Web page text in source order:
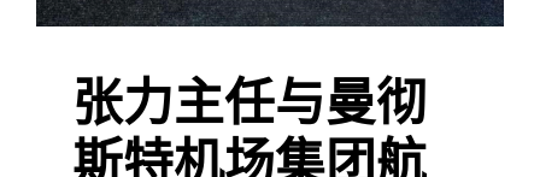
张力主任与曼彻